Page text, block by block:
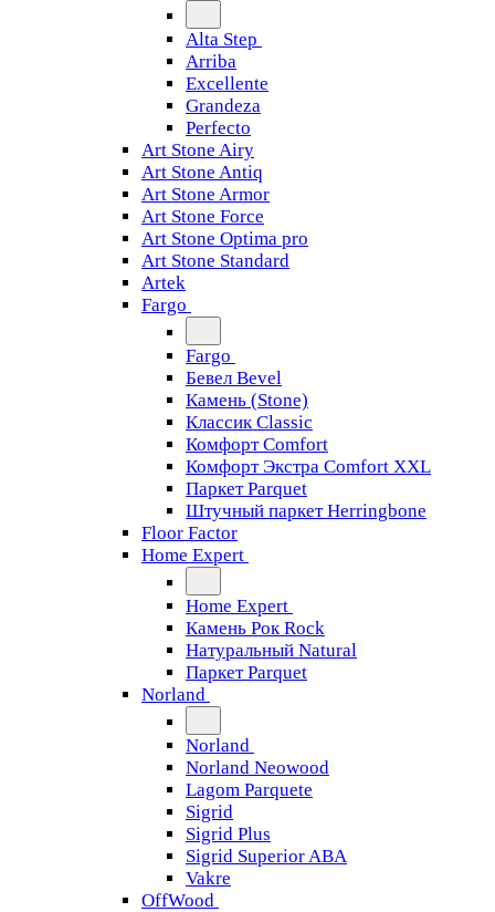
Alta Step
Arriba
Excellente
Grandeza
Perfecto
Art Stone Airy
Art Stone Antiq
Art Stone Armor
Art Stone Force
Art Stone Optima pro
Art Stone Standard
Artek
Fargo
Fargo
Бевел Bevel
Камень (Stone)
Классик Classic
Комфорт Comfort
Комфорт Экстра Comfort XXL
Паркет Parquet
Штучный паркет Herringbone
Floor Factor
Home Expert
Home Expert
Камень Рок Rock
Натуральный Natural
Паркет Parquet
Norland
Norland
Norland Neowood
Lagom Parquete
Sigrid
Sigrid Plus
Sigrid Superior ABA
Vakre
OffWood